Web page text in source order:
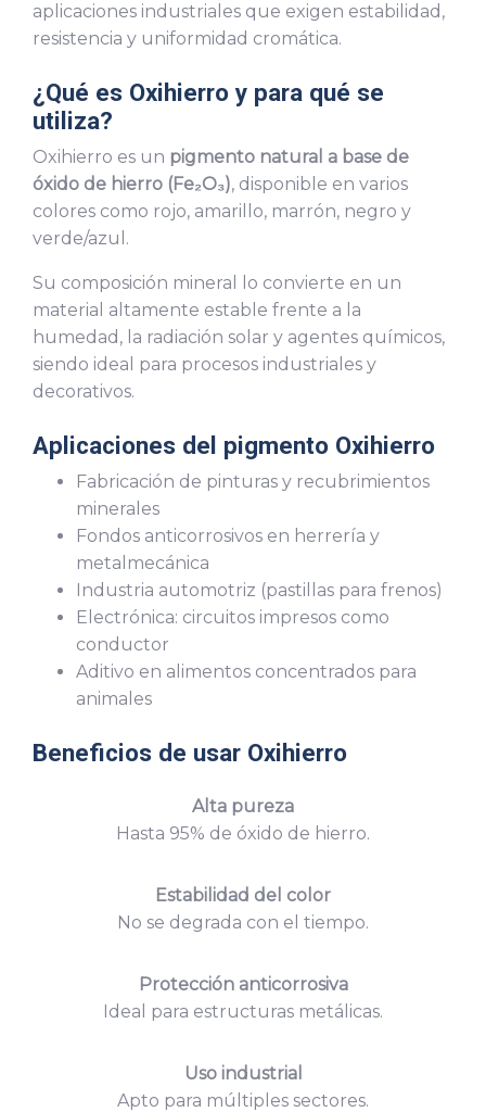
aplicaciones industriales que exigen estabilidad,
resistencia y uniformidad cromática.
¿Qué es Oxihierro y para qué se
utiliza?
Oxihierro es un pigmento natural a base de
óxido de hierro (Fe₂O₃), disponible en varios
colores como rojo, amarillo, marrón, negro y
verde/azul.
Su composición mineral lo convierte en un
material altamente estable frente a la
humedad, la radiación solar y agentes químicos,
siendo ideal para procesos industriales y
decorativos.
Aplicaciones del pigmento Oxihierro
Fabricación de pinturas y recubrimientos
minerales
Fondos anticorrosivos en herrería y
metalmecánica
Industria automotriz (pastillas para frenos)
Electrónica: circuitos impresos como
conductor
Aditivo en alimentos concentrados para
animales
Beneficios de usar Oxihierro
Alta pureza
Hasta 95% de óxido de hierro.
Estabilidad del color
No se degrada con el tiempo.
Protección anticorrosiva
Ideal para estructuras metálicas.
Uso industrial
Apto para múltiples sectores.